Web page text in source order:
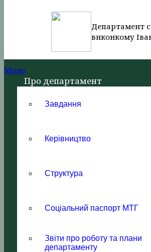
Департамент
виконкому
Меню
Про департамент
Завдання
Керівництво
Структура
Соціальний паспорт МТГ
Звіти про роботу та плани
департаменту